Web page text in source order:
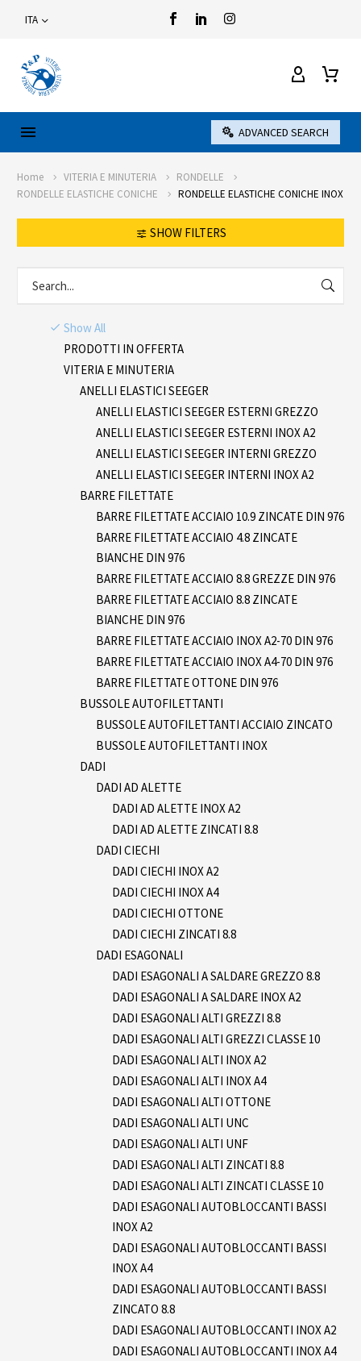
ITA
ADVANCED SEARCH
Home VITERIA E MINUTERIA
RONDELLE
RONDELLE ELASTICHE CONICHE
RONDELLE ELASTICHE CONICHE INOX
SHOW FILTERS
Show All
PRODOTTI IN OFFERTA
VITERIA E MINUTERIA
ANELLI ELASTICI SEEGER
ANELLI ELASTICI SEEGER ESTERNI GREZZO
ANELLI ELASTICI SEEGER ESTERNI INOX A2
ANELLI ELASTICI SEEGER INTERNI GREZZO
ANELLI ELASTICI SEEGER INTERNI INOX A2
BARRE FILETTATE
BARRE FILETTATE ACCIAIO 10.9 ZINCATE DIN 976
BARRE FILETTATE ACCIAIO 4.8 ZINCATE
BIANCHE DIN 976
BARRE FILETTATE ACCIAIO 8.8 GREZZE DIN 976
BARRE FILETTATE ACCIAIO 8.8 ZINCATE
BIANCHE DIN 976
BARRE FILETTATE ACCIAIO INOX A2-70 DIN 976
BARRE FILETTATE ACCIAIO INOX A4-70 DIN 976
BARRE FILETTATE OTTONE DIN 976
BUSSOLE AUTOFILETTANTI
BUSSOLE AUTOFILETTANTI ACCIAIO ZINCATO
BUSSOLE AUTOFILETTANTI INOX
DADI
DADI AD ALETTE
DADI AD ALETTE INOX A2
DADI AD ALETTE ZINCATI 8.8
DADI CIECHI
DADI CIECHI INOX A2
DADI CIECHI INOX A4
DADI CIECHI OTTONE
DADI CIECHI ZINCATI 8.8
DADI ESAGONALI
DADI ESAGONALI A SALDARE GREZZO 8.8
DADI ESAGONALI A SALDARE INOX A2
DADI ESAGONALI ALTI GREZZI 8.8
DADI ESAGONALI ALTI GREZZI CLASSE 10
DADI ESAGONALI ALTI INOX A2
DADI ESAGONALI ALTI INOX A4
DADI ESAGONALI ALTI OTTONE
DADI ESAGONALI ALTI UNC
DADI ESAGONALI ALTI UNF
DADI ESAGONALI ALTI ZINCATI 8.8
DADI ESAGONALI ALTI ZINCATI CLASSE 10
DADI ESAGONALI AUTOBLOCCANTI BASSI
INOX A2
DADI ESAGONALI AUTOBLOCCANTI BASSI
INOX A4
DADI ESAGONALI AUTOBLOCCANTI BASSI
ZINCATO 8.8
DADI ESAGONALI AUTOBLOCCANTI INOX A2
DADI ESAGONALI AUTOBLOCCANTI INOX A4